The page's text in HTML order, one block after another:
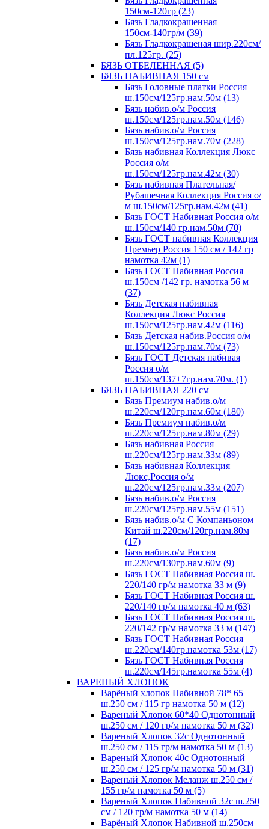
150см-120гр (23)
Бязь Гладкокрашенная
150см-140гр/м (39)
Бязь Гладкокрашеная шир.220см/
пл.125гр. (25)
БЯЗЬ ОТБЕЛЕННАЯ (5)
БЯЗЬ НАБИВНАЯ 150 см
Бязь Головные платки Россия
ш.150см/125гр.нам.50м (13)
Бязь набив.о/м Россия
ш.150см/125гр.нам.50м (146)
Бязь набив.о/м Россия
ш.150см/125гр.нам.70м (228)
Бязь набивная Коллекция Люкс
Россия о/м
ш.150см/125гр.нам.42м (30)
Бязь набивная Плательная/
Рубашечная Коллекция Россия о/
м ш.150см/125гр.нам.42м (41)
Бязь ГОСТ Набивная Россия о/м
ш.150см/140 гр.нам.50м (70)
Бязь ГОСТ набивная Коллекция
Премьер Россия 150 см / 142 гр
намотка 42м (1)
Бязь ГОСТ Набивная Россия
ш.150см /142 гр. намотка 56 м
(37)
Бязь Детская набивная
Коллекция Люкс Россия
ш.150см/125гр.нам.42м (116)
Бязь Детская набив.Россия о/м
ш.150см/125гр.нам.70м (73)
Бязь ГОСТ Детская набивая
Россия о/м
ш.150см/137±7гр.нам.70м. (1)
БЯЗЬ НАБИВНАЯ 220 см
Бязь Премиум набив.о/м
ш.220см/120гр.нам.60м (180)
Бязь Премиум набив.о/м
ш.220см/125гр.нам.80м (29)
Бязь набивная Россия
ш.220см/125гр.нам.33м (89)
Бязь набивная Коллекция
Люкс,Россия о/м
ш.220см/125гр.нам.33м (207)
Бязь набив.о/м Россия
ш.220см/125гр.нам.55м (151)
Бязь набив.о/м С Компаньоном
Китай ш.220см/120гр.нам.80м
(17)
Бязь набив.о/м Россия
ш.220см/130гр.нам.60м (9)
Бязь ГОСТ Набивная Россия ш.
220/140 гр/м намотка 33 м (9)
Бязь ГОСТ Набивная Россия ш.
220/140 гр/м намотка 40 м (63)
Бязь ГОСТ Набивная Россия ш.
220/142 гр/м намотка 33 м (147)
Бязь ГОСТ Набивная Россия
ш.220см/140гр.намотка 53м (17)
Бязь ГОСТ Набивная Россия
ш.220см/145гр.намотка 55м (4)
ВАРЕНЫЙ ХЛОПОК
Варёный хлопок Набивной 78* 65
ш.250 см / 115 гр намотка 50 м (12)
Вареный Хлопок 60*40 Однотонный
ш.250 см / 120 гр/м намотка 50 м (32)
Вареный Хлопок 32с Однотонный
ш.250 см / 115 гр/м намотка 50 м (13)
Вареный Хлопок 40с Однотонный
ш.250 см / 125 гр/м намотка 50 м (31)
Вареный Хлопок Меланж ш.250 см /
155 гр/м намотка 50 м (5)
Вареный Хлопок Набивной 32с ш.250
см / 120 гр/м намотка 50 м (14)
Варёный Хлопок Набивной ш.250см